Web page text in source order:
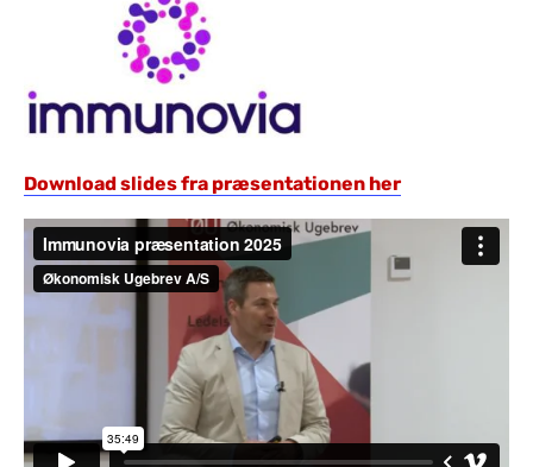
Download slides fra præsentationen her